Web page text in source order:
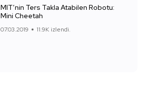
MIT’nin Ters Takla Atabilen Robotu:
Mini Cheetah
07.03.2019 11.9K izlendi.